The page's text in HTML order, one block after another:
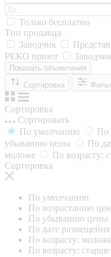
Только бесплатно
Тип продавца
Заводчик
РЕКО приют
Показать объявления
Сортировка
Сортировка
Сортировать
По умолчанию
По
убыванию цены
По
моложе
По возрасту:
Сортировка
По умолчанию
По возрастанию
По убыванию цены
По дате размещения
По возрасту:
По возрасту: старше